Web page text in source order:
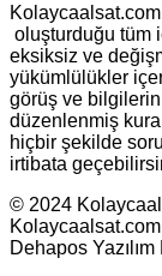
oluşturduğu tüm
eksiksiz ve
yükümlülükler
görüş ve
düzenlenmiş
hiçbir şekilde
irtibata
© 2024
Dehapos